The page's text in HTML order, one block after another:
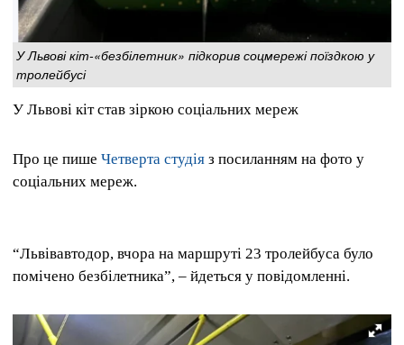
У Львові кіт-«безбілетник» підкорив соцмережі поїздкою у
тролейбусі
У Львові кіт став зіркою соціальних мереж
Про це пише Четверта студія з посиланням на фото у
соціальних мереж.
“Львівавтодор, вчора на маршруті 23 тролейбуса було
помічено безбілетника”, – йдеться у повідомленні.